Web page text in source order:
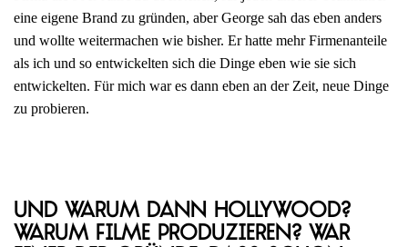
eine eigene Brand zu gründen, aber George sah das eben anders
und wollte weitermachen wie bisher. Er hatte mehr Firmenanteile
als ich und so entwickelten sich die Dinge eben wie sie sich
entwickelten. Für mich war es dann eben an der Zeit, neue Dinge
zu probieren.
Und warum dann Hollywood?
Warum Filme produzieren? War